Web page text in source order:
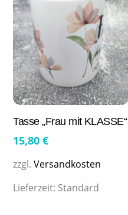
Tasse „Frau mit KLASSE“
15,80€
zzgl.Versandkosten
Lieferzeit: Standard